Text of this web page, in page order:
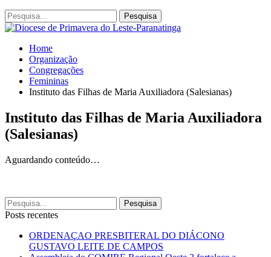
Home
Organização
Congregações
Femininas
Instituto das Filhas de Maria Auxiliadora (Salesianas)
Instituto das Filhas de Maria Auxiliadora
(Salesianas)
Aguardando conteúdo…
Posts recentes
ORDENAÇAO PRESBITERAL DO DIÁCONO
GUSTAVO LEITE DE CAMPOS